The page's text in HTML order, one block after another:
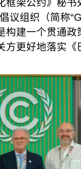
架公约》秘书
议组织（简称
构建一个贯通
方更好地落实